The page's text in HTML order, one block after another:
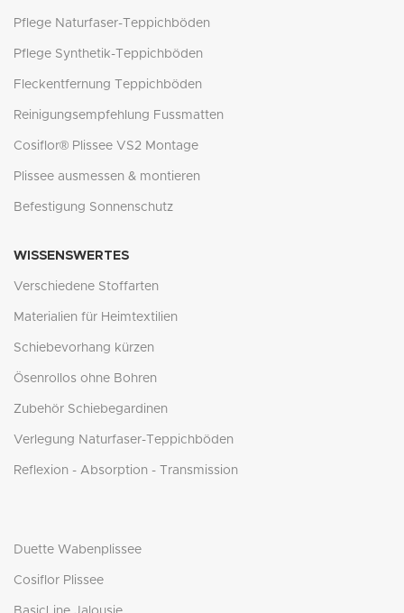
Pflege Naturfaser-Teppichböden
Pflege Synthetik-Teppichböden
Fleckentfernung Teppichböden
Reinigungsempfehlung Fussmatten
Cosiflor® Plissee VS2 Montage
Plissee ausmessen & montieren
Befestigung Sonnenschutz
WISSENSWERTES
Verschiedene Stoffarten
Materialien für Heimtextilien
Schiebevorhang kürzen
Ösenrollos ohne Bohren
Zubehör Schiebegardinen
Verlegung Naturfaser-Teppichböden
Reflexion - Absorption - Transmission
Duette Wabenplissee
Cosiflor Plissee